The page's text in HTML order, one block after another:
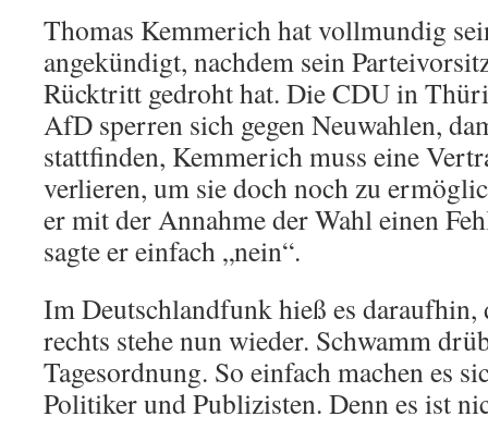
Thomas Kemmerich hat vollmundig
angekündigt, nachdem sein
Rücktritt gedroht hat. Die CDU in
AfD sperren sich gegen Neuwahlen,
stattfinden, Kemmerich muss eine
verlieren, um sie doch noch zu
er mit der Annahme der Wahl einen
sagte er einfach „nein“.
Im Deutschlandfunk hieß es daraufhin,
rechts stehe nun wieder. Schwamm
Tagesordnung. So einfach machen es
Politiker und Publizisten. Denn es ist